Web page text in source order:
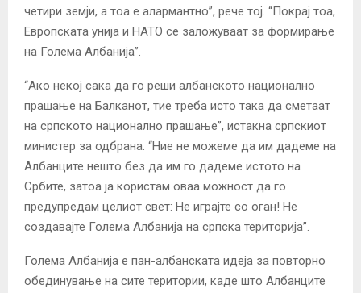
четири земји, а тоа е алармантно”, рече тој. “Покрај тоа,
Европската унија и НАТО се заложуваат за формирање
на Голема Албанија”.
“Ако некој сака да го реши албанското национално
прашање на Балканот, тие треба исто така да сметаат
на српското национално прашање”, истакна српскиот
министер за одбрана. “Ние не можеме да им дадеме на
Албанците нешто без да им го дадеме истото на
Србите, затоа ја користам оваа можност да го
предупредам целиот свет: Не играјте со оган! Не
создавајте Голема Албанија на српска територија”.
Голема Албанија е пан-албанската идеја за повторно
обединување на сите територии, каде што Албанците